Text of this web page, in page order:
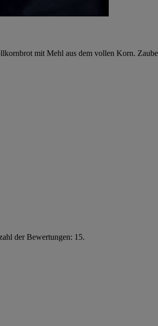
mit Mehl aus dem vollen Korn.
der Bewertungen: 15.